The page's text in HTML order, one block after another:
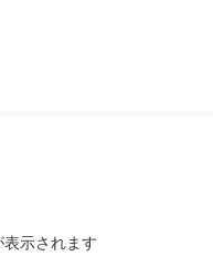
示されます